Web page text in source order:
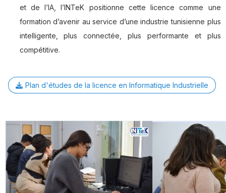
et de l’IA, l’INTeK positionne cette licence comme une
formation d’avenir au service d’une industrie tunisienne plus
intelligente, plus connectée, plus performante et plus
compétitive.
Plan d'études de la licence en Informatique Industrielle